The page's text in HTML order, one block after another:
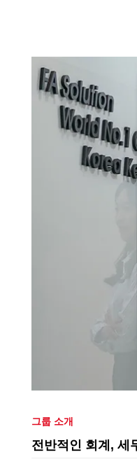
그룹 소개
전반적인 회계, 세